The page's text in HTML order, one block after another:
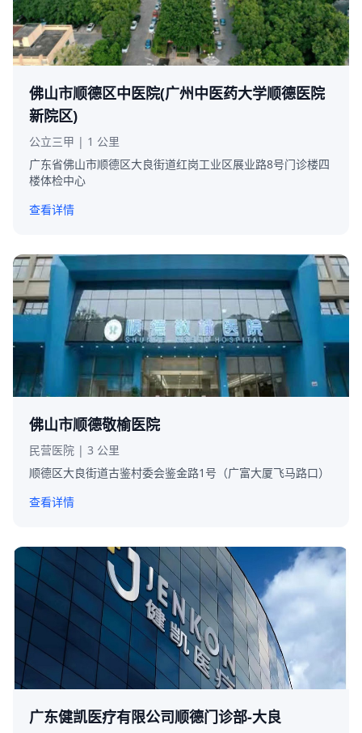
佛山市顺德区中医院(广州中医药大学顺德医院
新院区)
公立三甲 | 1 公里
广东省佛山市顺德区大良街道红岗工业区展业路8号门诊楼四
楼体检中心
查看详情
佛山市顺德敬榆医院
民营医院 | 3 公里
顺德区大良街道古鉴村委会鉴金路1号（广富大厦飞马路口）
查看详情
广东健凯医疗有限公司顺德门诊部-大良